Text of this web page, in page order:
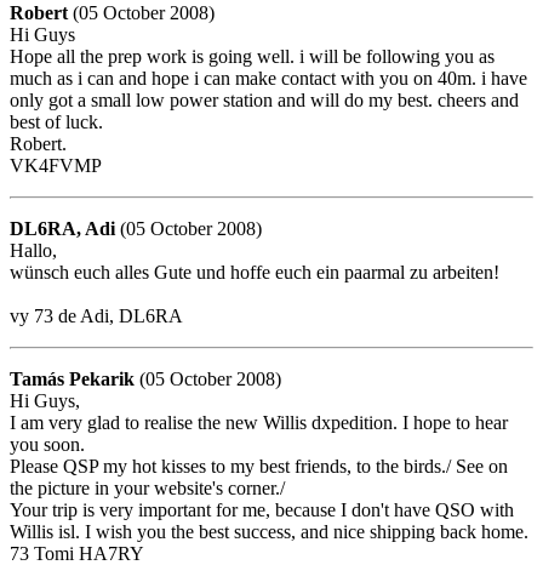
Robert (05 October 2008)
Hi Guys
Hope all the prep work is going well. i will be following you as
much as i can and hope i can make contact with you on 40m. i have
only got a small low power station and will do my best. cheers and
best of luck.
Robert.
VK4FVMP
DL6RA, Adi (05 October 2008)
Hallo,
wünsch euch alles Gute und hoffe euch ein paarmal zu arbeiten!
vy 73 de Adi, DL6RA
Tamás Pekarik (05 October 2008)
Hi Guys,
I am very glad to realise the new Willis dxpedition. I hope to hear
you soon.
Please QSP my hot kisses to my best friends, to the birds./ See on
the picture in your website's corner./
Your trip is very important for me, because I don't have QSO with
Willis isl. I wish you the best success, and nice shipping back home.
73 Tomi HA7RY